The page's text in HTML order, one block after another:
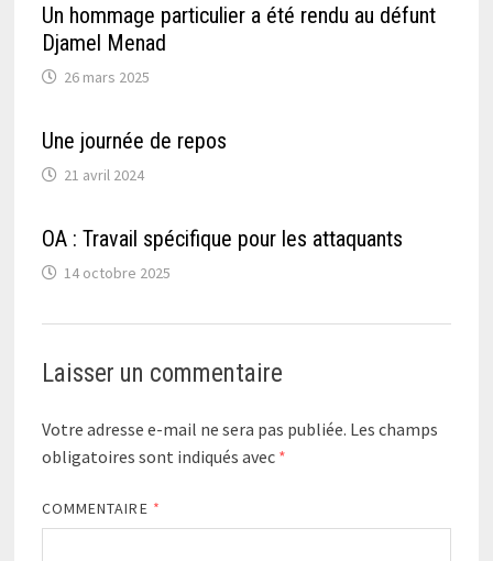
Un hommage particulier a été rendu au défunt
Djamel Menad
26 mars 2025
Une journée de repos
21 avril 2024
OA : Travail spécifique pour les attaquants
14 octobre 2025
Laisser un commentaire
Votre adresse e-mail ne sera pas publiée. Les champs
obligatoires sont indiqués avec *
COMMENTAIRE *